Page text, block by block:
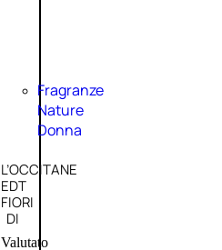
Fragranze
Nature
Donna
L’OCCITANE
EDT
FIORI
DI
Valutato